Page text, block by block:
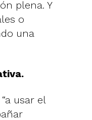
plena. Y
o
una
usar el